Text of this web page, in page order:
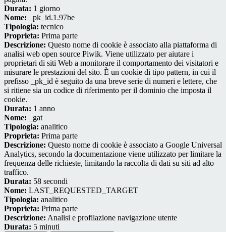
Durata: 1 giorno
Nome: _pk_id.1.97be
Tipologia: tecnico
Proprieta: Prima parte
Descrizione: Questo nome di cookie è associato alla piattaforma di
analisi web open source Piwik. Viene utilizzato per aiutare i
proprietari di siti Web a monitorare il comportamento dei visitatori e
misurare le prestazioni del sito. È un cookie di tipo pattern, in cui il
prefisso _pk_id è seguito da una breve serie di numeri e lettere, che
si ritiene sia un codice di riferimento per il dominio che imposta il
cookie.
Durata: 1 anno
Nome: _gat
Tipologia: analitico
Proprieta: Prima parte
Descrizione: Questo nome di cookie è associato a Google Universal
Analytics, secondo la documentazione viene utilizzato per limitare la
frequenza delle richieste, limitando la raccolta di dati su siti ad alto
traffico.
Durata: 58 secondi
Nome: LAST_REQUESTED_TARGET
Tipologia: analitico
Proprieta: Prima parte
Descrizione: Analisi e profilazione navigazione utente
Durata: 5 minuti